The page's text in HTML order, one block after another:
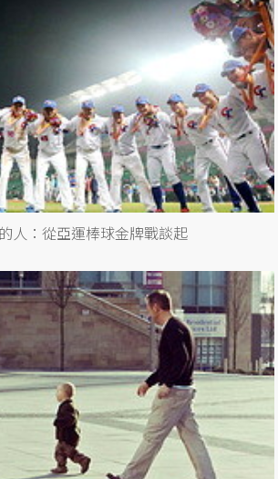
人：從亞運棒球金牌戰談起